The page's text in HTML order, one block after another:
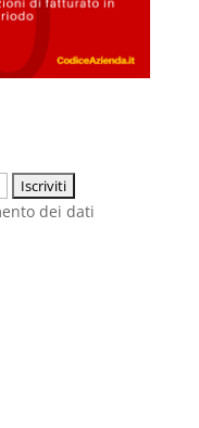
dei dati